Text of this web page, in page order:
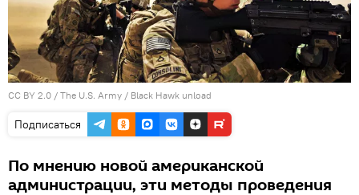
CC BY 2.0 / The U.S. Army / Black Hawk unload
Подписаться
По мнению новой американской
администрации, эти методы проведения